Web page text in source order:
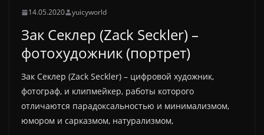
14.05.2020 yuicyworld
Зак Секлер (Zack Seckler) –
фотохудожник (портрет)
Зак Секлер (Zack Seckler) – цифровой художник,
фотограф, и клипмейкер, работы которого
отличаются парадоксальностью и минимализмом,
юмором и сарказмом, натурализмом,